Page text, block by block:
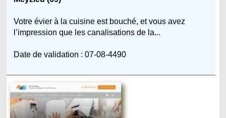
Votre évier à la cuisine est bouché, et vous avez
l’impression que les canalisations de la...
Date de validation : 07-08-4490